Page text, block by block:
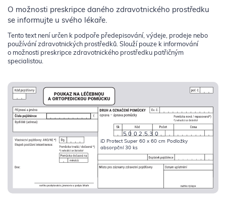
O možnosti preskripce daného zdravotnického prostředku
se informujte u svého lékaře.
Tento text není určen k podpoře předepisování, výdeje, prodeje nebo
používání zdravotnických prostředků. Slouží pouze k informování
o možnosti preskripce zdravotnického prostředku patřičným
specialistou.
5002530
iD Protect Super 60 x 60 cm Podložky
absorpční 30 ks